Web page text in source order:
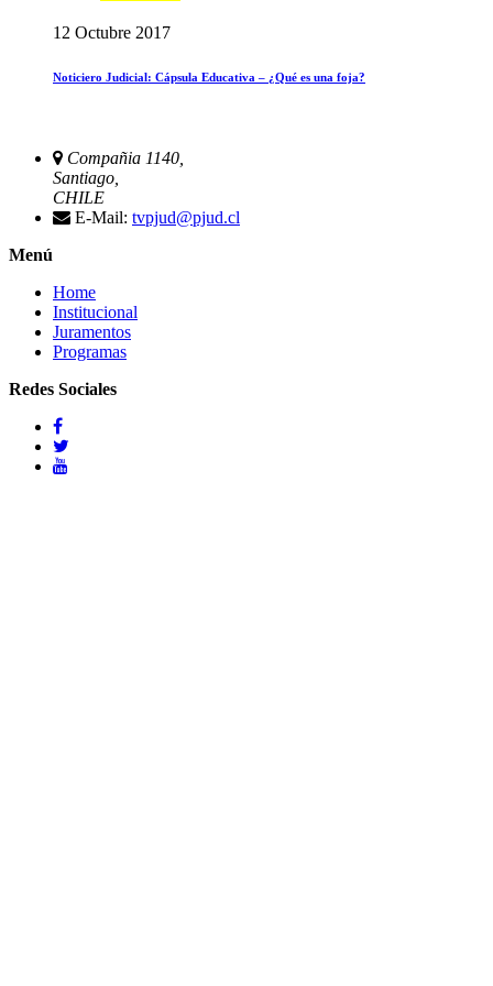
12 Octubre 2017
Noticiero Judicial: Cápsula Educativa – ¿Qué es una foja?
Compañia 1140,
Santiago,
CHILE
E-Mail: tvpjud@pjud.cl
Menú
Home
Institucional
Juramentos
Programas
Redes Sociales